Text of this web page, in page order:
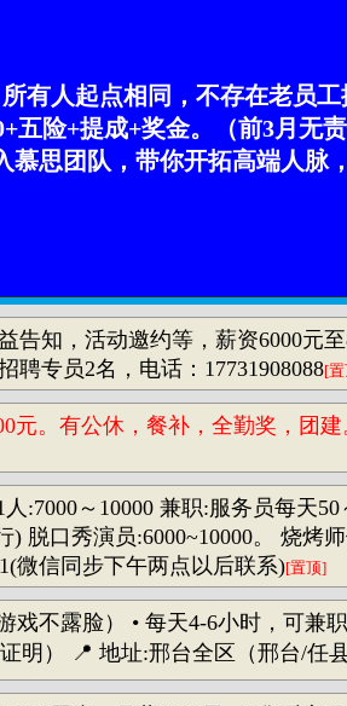
有人起点相同，不存在老员
五险+提成+奖金。（前3月无
思团队，带你开拓高端人脉
知，活动邀约等，薪资6000元
专员2名，电话：17731908088[
元。有公休，餐补，全勤奖，团
:7000～10000 兼职:服务员每天
) 脱口秀演员:6000~10000。 烧
微信同步下午两点以后联系)[置顶]
不露脸） • 每天4-6小时，可兼
明） 📍 地址:邢台全区（邢台/任